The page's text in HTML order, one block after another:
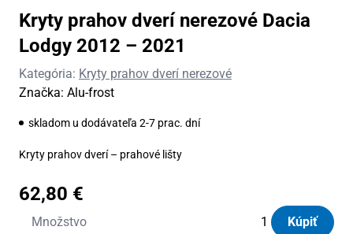
Kryty prahov dverí nerezové Dacia
Lodgy 2012 – 2021
Kategória: Kryty prahov dverí nerezové
Značka: Alu-frost
skladom u dodávateľa 2-7 prac. dní
Kryty prahov dverí – prahové lišty
62,80 €
Množstvo
množstvo
Kúpiť